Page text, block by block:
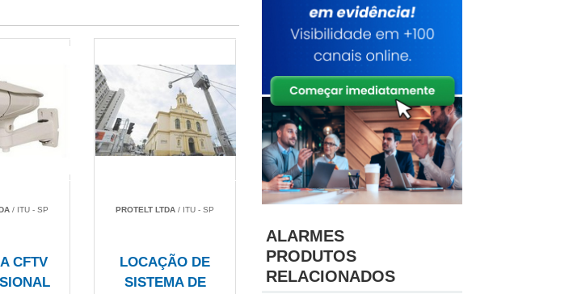
/ ITU - SP
CFTV
PROTELT LTDA / ITU - SP
LOCAÇÃO DE
SISTEMA DE
ALARMES
PRODUTOS
RELACIONADOS